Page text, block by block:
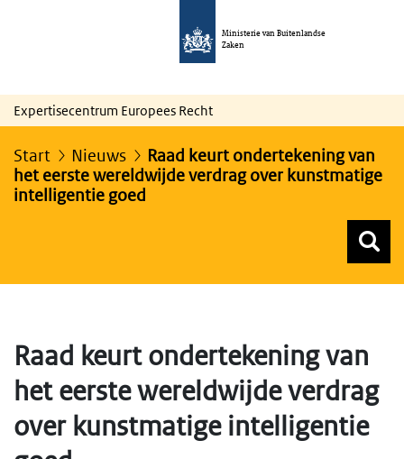
Ministerie van Buitenlandse
Zaken
Expertisecentrum Europees Recht
Start Nieuws
Raad keurt ondertekening van
het eerste wereldwijde verdrag over kunstmatige
intelligentie goed
Raad keurt ondertekening van
het eerste wereldwijde verdrag
over kunstmatige intelligentie